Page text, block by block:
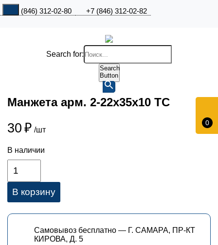
+7 (846) 312-02-80 +7 (846) 312-02-82
0
Search for:
Search
Button
Манжета арм. 2-22х35х10 ТC
30 ₽ /шт
В наличии
В корзину
Самовывоз бесплатно — Г. САМАРА, ПР-КТ
КИРОВА, Д. 5